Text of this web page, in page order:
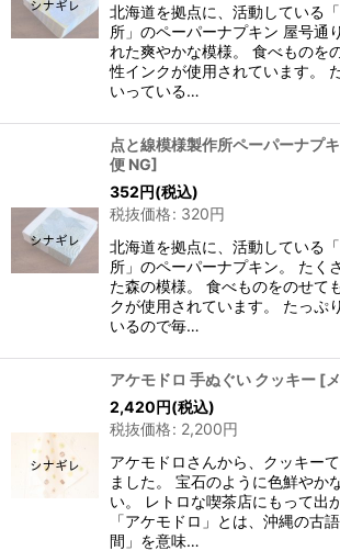
北海道を拠点に、活動している
所」のペーパーナプキン 屋号通
れた爽やかな模様。 食べものを
性インクが使用されています。
いっている…
点と線模様製作所ペーパーナプ
便 NG]
352円(税込)
税抜価格: 320円
北海道を拠点に、活動している
所」のペーパーナプキン。 たく
た森の模様。 食べものをのせて
クが使用されています。 たっぷ
いるので毎…
アケモドロ 手ぬぐい クッキー [
2,420円(税込)
税抜価格: 2,200円
アケモドロさんから、クッキー
ました。 宝石のように色鮮やか
い。 レトロな喫茶店にもって出
「アケモドロ」とは、沖縄の古
間」を意味…